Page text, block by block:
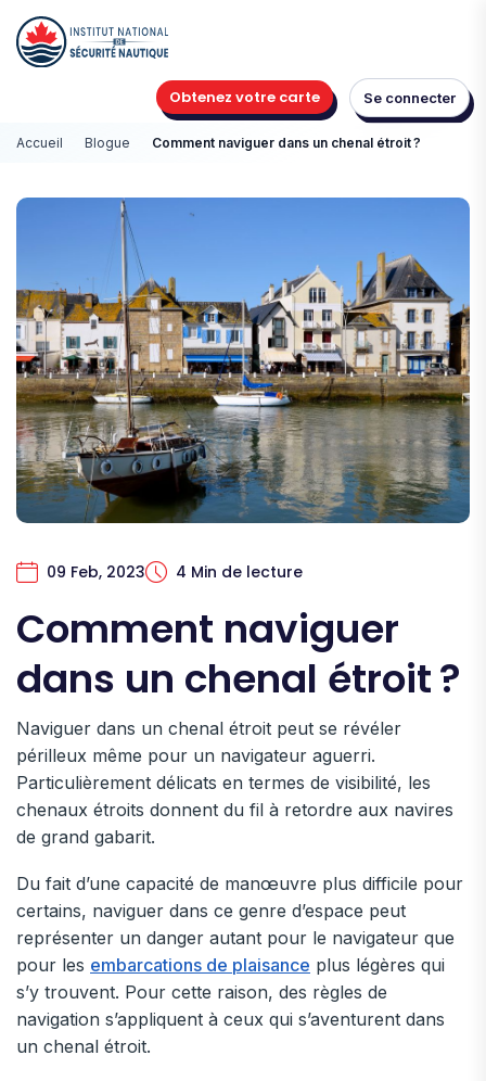
Obtenez votre carte Se connecter
Accueil Blogue Comment naviguer dans un chenal étroit ?
09 Feb, 2023 4 Min de lecture
Comment naviguer
dans un chenal étroit ?
Naviguer dans un chenal étroit peut se révéler
périlleux même pour un navigateur aguerri.
Particulièrement délicats en termes de visibilité, les
chenaux étroits donnent du fil à retordre aux navires
de grand gabarit.
Du fait d’une capacité de manœuvre plus difficile pour
certains, naviguer dans ce genre d’espace peut
représenter un danger autant pour le navigateur que
pour les embarcations de plaisance plus légères qui
s’y trouvent. Pour cette raison, des règles de
navigation s’appliquent à ceux qui s’aventurent dans
un chenal étroit.